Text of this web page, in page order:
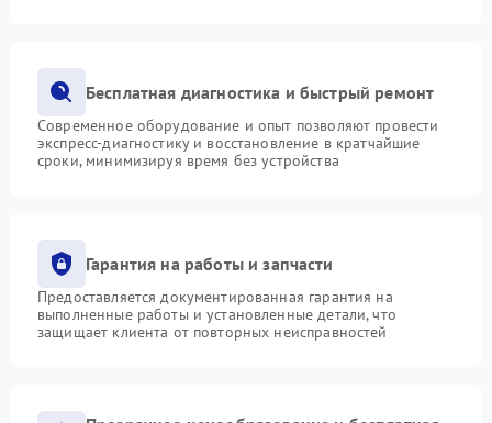
Бесплатная диагностика и быстрый ремонт
Современное оборудование и опыт позволяют провести
экспресс-диагностику и восстановление в кратчайшие
сроки, минимизируя время без устройства
Гарантия на работы и запчасти
Предоставляется документированная гарантия на
выполненные работы и установленные детали, что
защищает клиента от повторных неисправностей